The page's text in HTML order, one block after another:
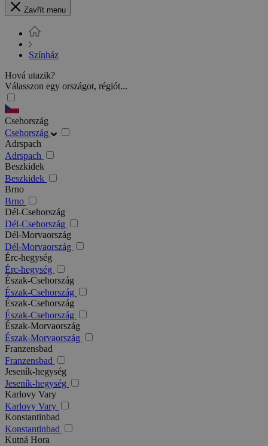
Zavřít menu
Színház
Hová utazik?
Válasszon egy országot, régiót...
Csehország
Csehország
Adrspach
Adrspach
Beszkidek
Beszkidek
Brno
Brno
Dél-Csehország
Dél-Csehország
Dél-Morvaország
Dél-Morvaország
Érc-hegység
Érc-hegység
Észak-Csehország
Észak-Csehország
Észak-Csehország
Észak-Csehország
Észak-Morvaország
Észak-Morvaország
Franzensbad
Franzensbad
Jeseník-hegység
Jeseník-hegység
Karlovy Vary
Karlovy Vary
Konstantinbad
Konstantinbad
Kutná Hora